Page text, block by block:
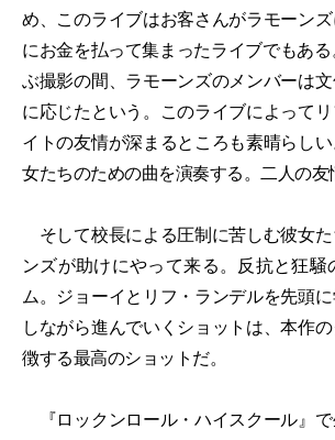
め、このライブはお客さんがラモーン
にお金を払って集まったライブでもあ
ぶ撮影の間、ラモーンズのメンバーは
に応じたという。このライブによって
イトの友情が深まるところも素晴らし
女たちのための曲を演奏する。二人の友
そして校長による圧制に苦しむ彼女
ンズが助けにやって来る。反抗と狂騒
ム。ジョーイとリフ・ランデルを先頭
しながら進んでいくショットは、本作
徴する最高のショットだ。
『ロックンロール・ハイスクール』で